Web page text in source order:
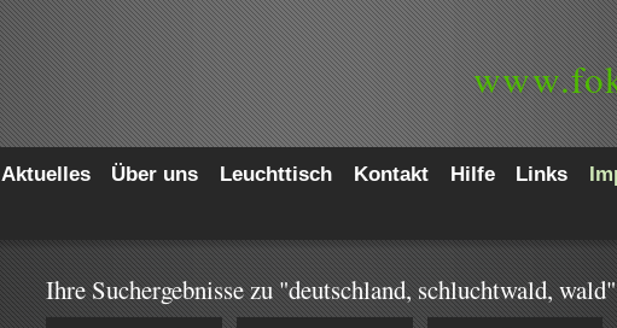
www.
Aktuelles Über uns Leuchttisch Kontakt Hilfe Links
Ihre Suchergebnisse zu "deutschland, schluchtwald, wald"